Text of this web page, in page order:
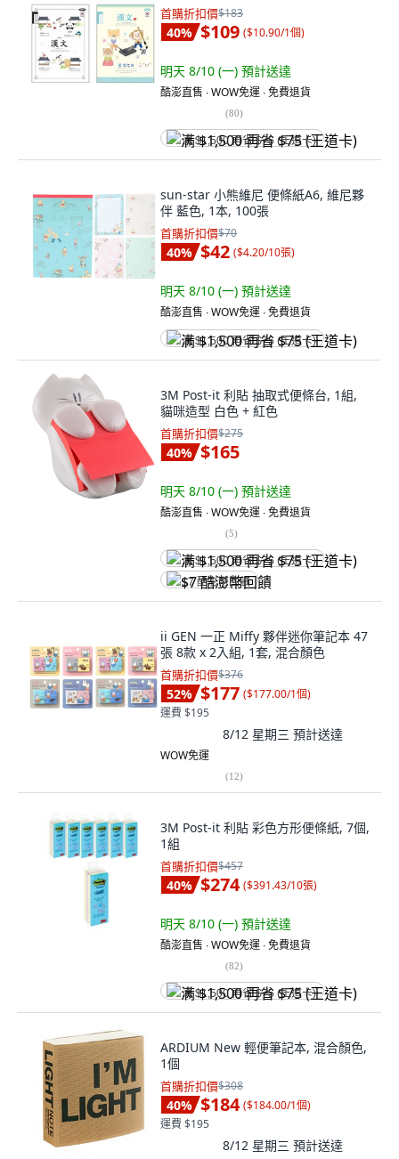
首購折扣價$183
40% $109 ($10.90/1個)
明天 8/10 (一) 預計送達
酷澎直售 ∙ WOW免運 ∙ 免費退貨
(80)
满 $1,500 再省 $75 (王道卡)
sun-star 小熊維尼 便條紙A6, 維尼夥
伴 藍色, 1本, 100張
首購折扣價$70
40% $42 ($4.20/10張)
明天 8/10 (一) 預計送達
酷澎直售 ∙ WOW免運 ∙ 免費退貨
满 $1,500 再省 $75 (王道卡)
3M Post-it 利貼 抽取式便條台, 1組,
貓咪造型 白色 + 紅色
首購折扣價$275
40% $165
明天 8/10 (一) 預計送達
酷澎直售 ∙ WOW免運 ∙ 免費退貨
(5)
满 $1,500 再省 $75 (王道卡)
$7 酷澎幣回饋
ii GEN 一正 Miffy 夥伴迷你筆記本 47
張 8款 x 2入組, 1套, 混合顏色
首購折扣價$376
52% $177 ($177.00/1個)
運費 $195
8/12 星期三 預計送達
WOW免運
(12)
3M Post-it 利貼 彩色方形便條紙, 7個,
1組
首購折扣價$457
40% $274 ($391.43/10張)
明天 8/10 (一) 預計送達
酷澎直售 ∙ WOW免運 ∙ 免費退貨
(82)
满 $1,500 再省 $75 (王道卡)
ARDIUM New 輕便筆記本, 混合顏色,
1個
首購折扣價$308
40% $184 ($184.00/1個)
運費 $195
8/12 星期三 預計送達